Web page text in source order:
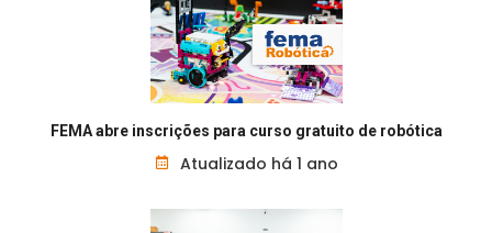
FEMA abre inscrições para curso gratuito de robótica
Atualizado há 1 ano